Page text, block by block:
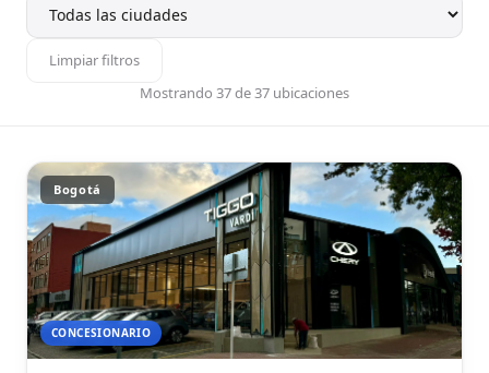
Limpiar filtros
Mostrando 37 de 37 ubicaciones
Bogotá
CONCESIONARIO